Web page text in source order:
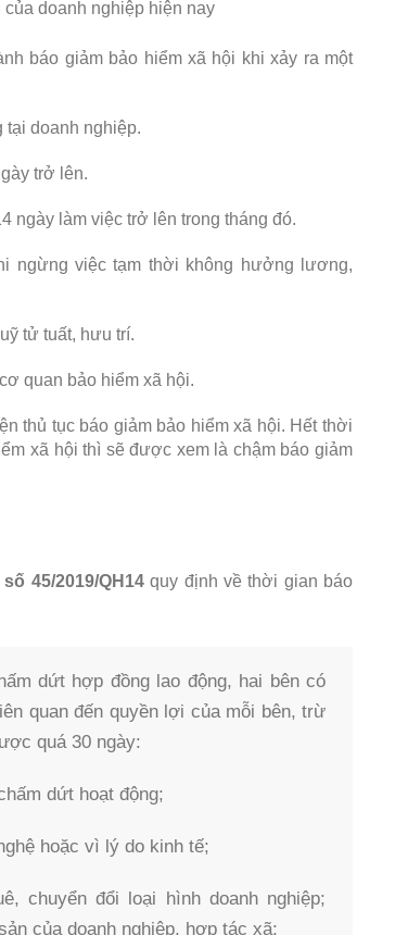
doanh nghiệp hiện nay
báo giảm bảo hiểm xã hội khi xảy ra một
doanh nghiệp.
trở lên.
làm việc trở lên trong tháng đó.
ngừng việc tạm thời không hưởng lương,
tử tuất, hưu trí.
quan bảo hiểm xã hội.
thủ tục báo giảm bảo hiểm xã hội. Hết thời
xã hội thì sẽ được xem là chậm báo giảm
45/2019/QH14quy định về thời gian báo
dứt hợp đồng lao động, hai bên có
quan đến quyền lợi của mỗi bên, trừ
quá 30 ngày:
dứt hoạt động;
hoặc vì lý do kinh tế;
chuyển đổi loại hình doanh nghiệp;
của doanh nghiệp, hợp tác xã;